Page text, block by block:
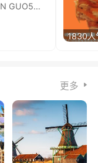
郭氏夫妻肺片MAISON GUO5欧代金券限量兑换啦！
1830人
更多